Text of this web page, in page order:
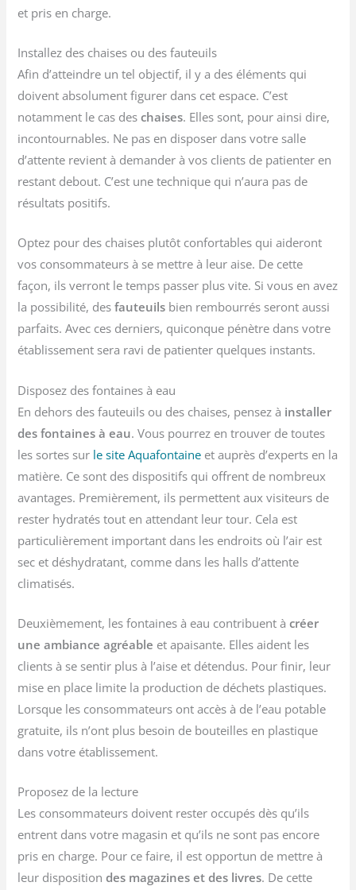
et pris en charge.
Installez des chaises ou des fauteuils
Afin d’atteindre un tel objectif, il y a des éléments qui
doivent absolument figurer dans cet espace. C’est
notamment le cas deschaises. Elles sont, pour ainsi dire,
incontournables. Ne pas en disposer dans votre salle
d’attente revient à demander à vos clients de patienter en
restant debout. C’est une technique qui n’aura pas de
résultats positifs.
Optez pour des chaises plutôt confortables qui aideront
vos consommateurs à se mettre à leur aise. De cette
façon, ils verront le temps passer plus vite. Si vous en avez
la possibilité, desfauteuils bien rembourrés seront aussi
parfaits. Avec ces derniers, quiconque pénètre dans votre
établissement sera ravi de patienter quelques instants.
Disposez des fontaines à eau
En dehors des fauteuils ou des chaises, pensez à installer
des fontaines à eau. Vous pourrez en trouver de toutes
les sortes sur le site Aquafontaine et auprès d’experts en la
matière. Ce sont des dispositifs qui offrent de nombreux
avantages. Premièrement, ils permettent aux visiteurs de
rester hydratés tout en attendant leur tour. Cela est
particulièrement important dans les endroits où l’air est
sec et déshydratant, comme dans les halls d’attente
climatisés.
Deuxièmement, les fontaines à eau contribuent à créer
une ambiance agréable et apaisante. Elles aident les
clients à se sentir plus à l’aise et détendus. Pour finir, leur
mise en place limite la production de déchets plastiques.
Lorsque les consommateurs ont accès à de l’eau potable
gratuite, ils n’ont plus besoin de bouteilles en plastique
dans votre établissement.
Proposez de la lecture
Les consommateurs doivent rester occupés dès qu’ils
entrent dans votre magasin et qu’ils ne sont pas encore
pris en charge. Pour ce faire, il est opportun de mettre à
leur dispositiondes magazines et des livres. De cette